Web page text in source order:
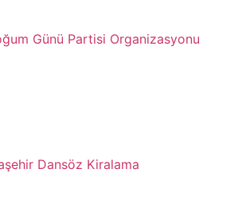
Günü Partisi Organizasyonu
Dansöz Kiralama